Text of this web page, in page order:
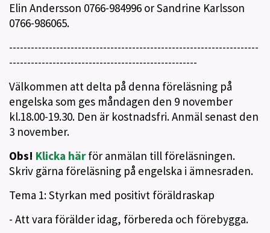
Elin Andersson 0766-984996 or Sandrine Karlsson
0766-986065.
---------------------------------------------------------------------
----------------------------------------------------
Välkommen att delta på denna föreläsning på
engelska som ges måndagen den 9 november
kl.18.00-19.30. Den är kostnadsfri. Anmäl senast den
3 november.
Obs! Klicka härför anmälan till föreläsningen.
Skriv gärna föreläsning på engelska i ämnesraden.
Tema 1: Styrkan med positivt föräldraskap
- Att vara förälder idag, förbereda och förebygga.